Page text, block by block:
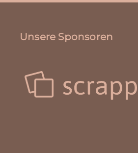
Unsere Sponsoren